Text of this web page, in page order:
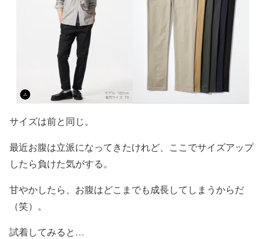
サイズは前と同じ。
最近お腹は立派になってきたけれど、ここでサイズアップ
したら負けた気がする。
甘やかしたら、お腹はどこまでも成長してしまうからだ
（笑）。
試着してみると…